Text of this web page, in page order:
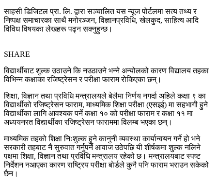
साहसी डिजिटल प्रा. लि. द्वारा सञ्चालित यस न्यूज पोर्टलमा सत्य तथ्य र
निष्पक्ष समाचारका साथै मनोरञ्जन, विज्ञानप्रविधि, खेलकुद, साहित्य आदि
विविध विषयका लेखहरू पढ्न सक्नुहुन्छ।
SHARE
विद्यार्थीबाट शुल्क उठाउने कि नउठाउने भन्ने अन्योलको कारण विद्यालय तहका
विभिन्न कक्षाका रजिष्ट्रेसन र परीक्षा फाराम रोकिएका छन्।
शिक्षा, विज्ञान तथा प्रविधि मन्त्रालयले बेलैमा निर्णय नगर्दा अहिले कक्षा ९ का
विद्यार्थीको रजिष्ट्रेसन फाराम, माध्यमिक शिक्षा परीक्षा (एसइई) मा सहभागी हुने
विद्यार्थीका लागि आवश्यक पर्ने कक्षा १० को परीक्षा फाराम र कक्षा ११ मा
अध्ययनरत विद्यार्थीका रजिष्ट्रेसन फाराममा विलम्ब भएका छन्।
माध्यमिक तहको शिक्षा निःशुल्क हुने कानुनी व्यवस्था कार्यान्वयन गर्ने हो भने
सरकारी तहबाट नै सुरुवात गर्नुपर्ने आवाज उठेपछि यी शीर्षकमा शुल्क नलिने
पक्षमा शिक्षा, विज्ञान तथा प्रविधि मन्त्रालय रहेको छ। मन्त्रालयबाट स्पष्ट
निर्देशन नआएका कारण राष्ट्रिय परीक्षा बोर्डले कुनै पनि फाराम भराउन सकेको
छैन।